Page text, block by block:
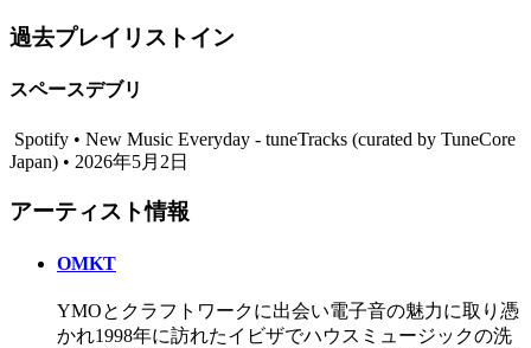
過去プレイリストイン
スペースデブリ
Spotify • New Music Everyday - tuneTracks (curated by TuneCore
Japan) • 2026年5月2日
アーティスト情報
OMKT
YMOとクラフトワークに出会い電子音の魅力に取り憑
かれ1998年に訪れたイビザでハウスミュージックの洗